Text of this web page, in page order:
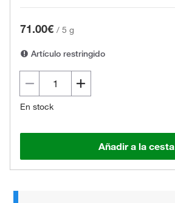
71.00€ / 5 g
Artículo restringido
En stock
Añadir a la cesta